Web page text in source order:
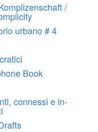
/
urbano # 4
Book
connessi e in-